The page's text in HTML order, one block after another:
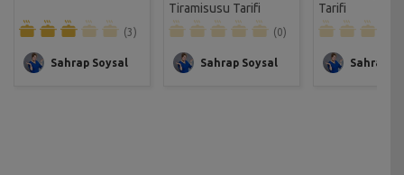
(3)
Sahrap Soysal
Tiramisusu Tarifi
(0)
Sahrap Soysal
Tarifi
Sahrap